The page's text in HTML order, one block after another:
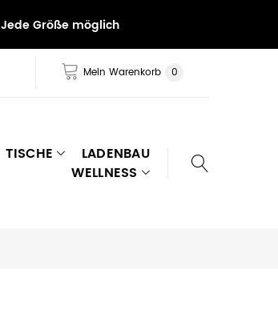
Jede Größe möglich
Mein Warenkorb 0
TISCHE
LADENBAU
WELLNESS